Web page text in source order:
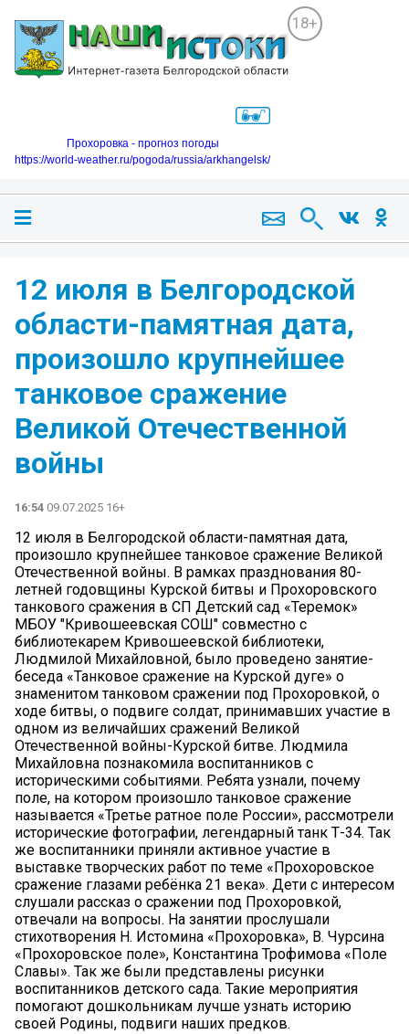
18+
Прохоровка - прогноз погоды
https://world-weather.ru/pogoda/russia/arkhangelsk/
12 июля в Белгородской
области-памятная дата,
произошло крупнейшее
танковое сражение
Великой Отечественной
войны
16:54 09.07.2025 16+
12 июля в Белгородской области-памятная дата,
произошло крупнейшее танковое сражение Великой
Отечественной войны. В рамках празднования 80-
летней годовщины Курской битвы и Прохоровского
танкового сражения в СП Детский сад «Теремок»
МБОУ "Кривошеевская СОШ" совместно с
библиотекарем Кривошеевской библиотеки,
Людмилой Михайловной, было проведено занятие-
беседа «Танковое сражение на Курской дуге» о
знаменитом танковом сражении под Прохоровкой, о
ходе битвы, о подвиге солдат, принимавших участие в
одном из величайших сражений Великой
Отечественной войны-Курской битве. Людмила
Михайловна познакомила воспитанников с
историческими событиями. Ребята узнали, почему
поле, на котором произошло танковое сражение
называется «Третье ратное поле России», рассмотрели
исторические фотографии, легендарный танк Т-34. Так
же воспитанники приняли активное участие в
выставке творческих работ по теме «Прохоровское
сражение глазами ребёнка 21 века». Дети с интересом
слушали рассказ о сражении под Прохоровкой,
отвечали на вопросы. На занятии прослушали
стихотворения Н. Истомина «Прохоровка», В. Чурсина
«Прохоровское поле», Константина Трофимова «Поле
Славы». Так же были представлены рисунки
воспитанников детского сада. Такие мероприятия
помогают дошкольникам лучше узнать историю
своей Родины, подвиги наших предков.